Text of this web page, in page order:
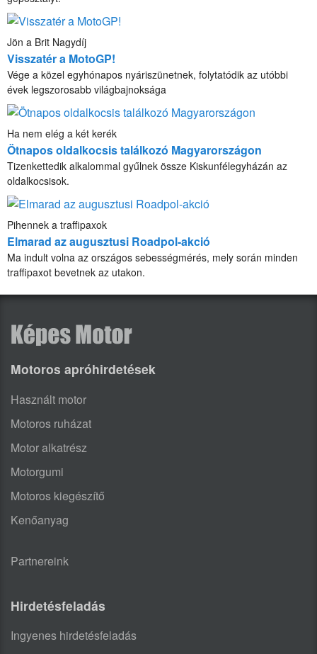
Jön a Brit Nagydíj
Visszatér a MotoGP!
Vége a közel egyhónapos nyáriszünetnek, folytatódik az utóbbi
évek legszorosabb világbajnoksága
Ha nem elég a két kerék
Ötnapos oldalkocsis találkozó Magyarországon
Tizenkettedik alkalommal gyűlnek össze Kiskunfélegyházán az
oldalkocsisok.
Pihennek a traffipaxok
Elmarad az augusztusi Roadpol-akció
Ma indult volna az országos sebességmérés, mely során minden
traffipaxot bevetnek az utakon.
Motoros apróhirdetések
Használt motor
Motoros ruházat
Motor alkatrész
Motorgumi
Motoros kiegészítő
Kenőanyag
Partnereink
Hirdetésfeladás
Ingyenes hirdetésfeladás